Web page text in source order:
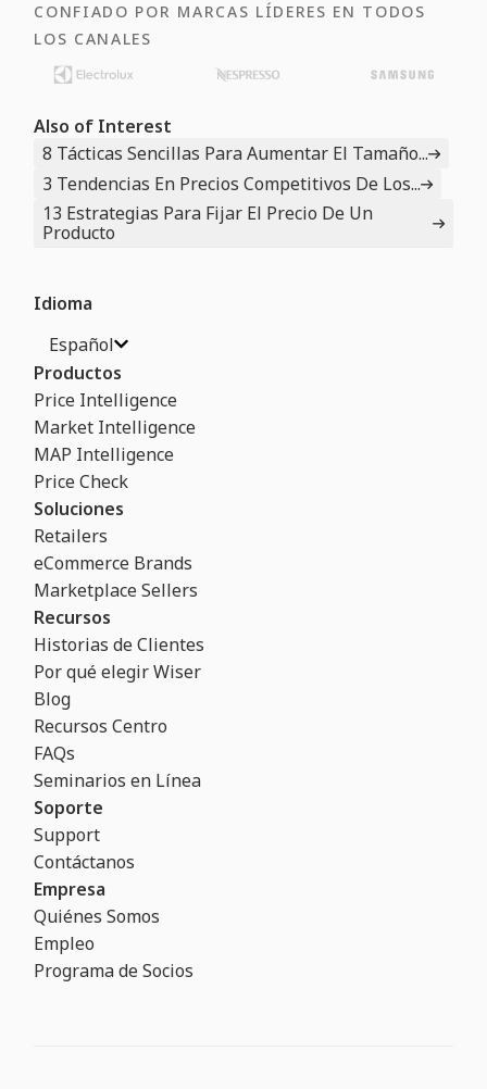
CONFIADO POR MARCAS LÍDERES EN TODOS
LOS CANALES
Also of Interest
8 Tácticas Sencillas Para Aumentar El Tamaño...
3 Tendencias En Precios Competitivos De Los...
13 Estrategias Para Fijar El Precio De Un
Producto
Idioma
Español
Productos
Price Intelligence
Market Intelligence
MAP Intelligence
Price Check
Soluciones
Retailers
eCommerce Brands
Marketplace Sellers
Recursos
Historias de Clientes
Por qué elegir Wiser
Blog
Recursos Centro
FAQs
Seminarios en Línea
Soporte
Support
Contáctanos
Empresa
Quiénes Somos
Empleo
Programa de Socios